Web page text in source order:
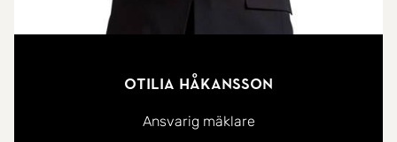
Otilia Håkansson
Ansvarig mäklare